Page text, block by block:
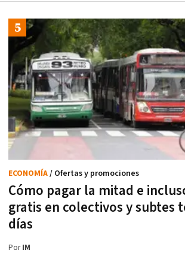
Cómo pagar la mitad e
gratis en colectivos y subtes
días
ECONOMÍA/ Ofertas y promociones
PorIM